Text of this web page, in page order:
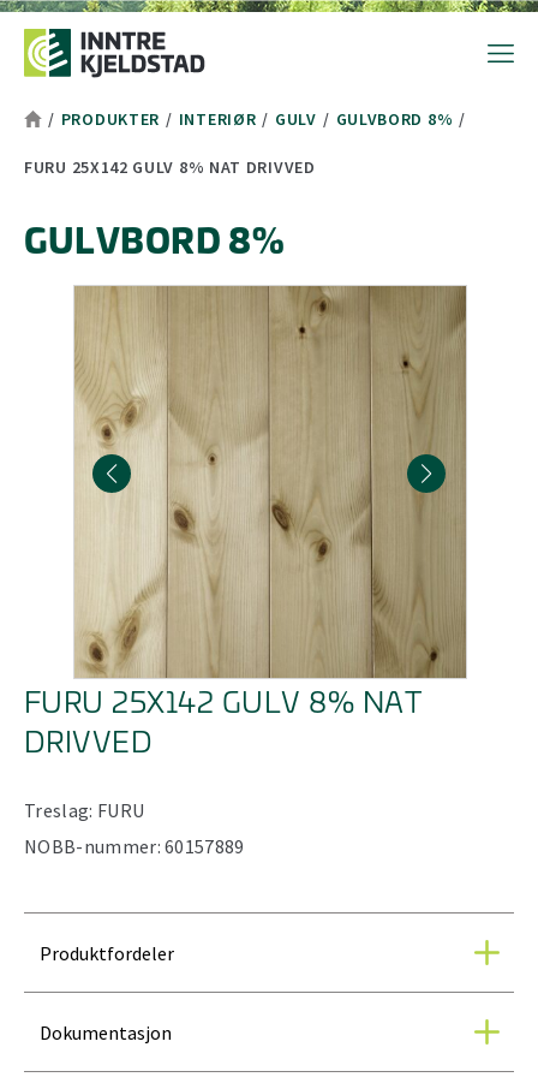
Hopp til toppområde
Hopp til hovedinnhold
Hopp til bunnområde
Tekststørrelsetips
PC: Press ned CTRL og klikk på + (pluss) for å forstørre eller
MAC: Press ned CMD og klikk på + (pluss) for å forstørre eller
/ PRODUKTER / INTERIØR / GULV / GULVBORD 8% /
FURU 25X142 GULV 8% NAT DRIVVED
GULVBORD 8%
FURU 25X142 GULV 8% NAT
DRIVVED
Treslag: FURU
NOBB-nummer:60157889
Produktfordeler
Dokumentasjon